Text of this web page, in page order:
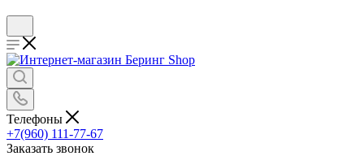
Телефоны
+7(960) 111-77-67
Заказать звонок